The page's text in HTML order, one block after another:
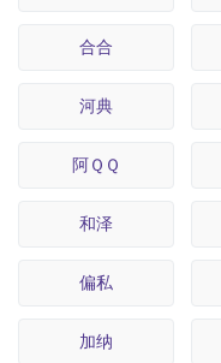
合合
河典
阿ＱＱ
和泽
偏私
加纳